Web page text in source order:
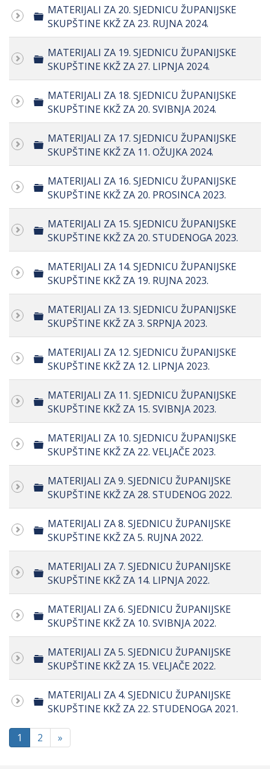
Folder
MATERIJALI ZA 20. SJEDNICU ŽUPANIJSKE
SKUPŠTINE KKŽ ZA 23. RUJNA 2024.
Folder
MATERIJALI ZA 19. SJEDNICU ŽUPANIJSKE
SKUPŠTINE KKŽ ZA 27. LIPNJA 2024.
Folder
MATERIJALI ZA 18. SJEDNICU ŽUPANIJSKE
SKUPŠTINE KKŽ ZA 20. SVIBNJA 2024.
Folder
MATERIJALI ZA 17. SJEDNICU ŽUPANIJSKE
SKUPŠTINE KKŽ ZA 11. OŽUJKA 2024.
Folder
MATERIJALI ZA 16. SJEDNICU ŽUPANIJSKE
SKUPŠTINE KKŽ ZA 20. PROSINCA 2023.
Folder
MATERIJALI ZA 15. SJEDNICU ŽUPANIJSKE
SKUPŠTINE KKŽ ZA 20. STUDENOGA 2023.
Folder
MATERIJALI ZA 14. SJEDNICU ŽUPANIJSKE
SKUPŠTINE KKŽ ZA 19. RUJNA 2023.
Folder
MATERIJALI ZA 13. SJEDNICU ŽUPANIJSKE
SKUPŠTINE KKŽ ZA 3. SRPNJA 2023.
Folder
MATERIJALI ZA 12. SJEDNICU ŽUPANIJSKE
SKUPŠTINE KKŽ ZA 12. LIPNJA 2023.
Folder
MATERIJALI ZA 11. SJEDNICU ŽUPANIJSKE
SKUPŠTINE KKŽ ZA 15. SVIBNJA 2023.
Folder
MATERIJALI ZA 10. SJEDNICU ŽUPANIJSKE
SKUPŠTINE KKŽ ZA 22. VELJAČE 2023.
Folder
MATERIJALI ZA 9. SJEDNICU ŽUPANIJSKE
SKUPŠTINE KKŽ ZA 28. STUDENOG 2022.
Folder
MATERIJALI ZA 8. SJEDNICU ŽUPANIJSKE
SKUPŠTINE KKŽ ZA 5. RUJNA 2022.
Folder
MATERIJALI ZA 7. SJEDNICU ŽUPANIJSKE
SKUPŠTINE KKŽ ZA 14. LIPNJA 2022.
Folder
MATERIJALI ZA 6. SJEDNICU ŽUPANIJSKE
SKUPŠTINE KKŽ ZA 10. SVIBNJA 2022.
Folder
MATERIJALI ZA 5. SJEDNICU ŽUPANIJSKE
SKUPŠTINE KKŽ ZA 15. VELJAČE 2022.
Folder
MATERIJALI ZA 4. SJEDNICU ŽUPANIJSKE
SKUPŠTINE KKŽ ZA 22. STUDENOGA 2021.
1 2 »